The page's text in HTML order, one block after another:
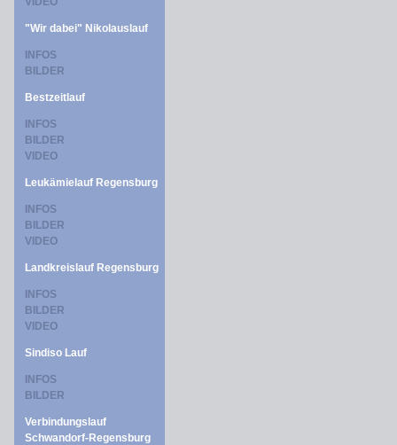
"Wir dabei" Nikolauslauf
INFOS
BILDER
Bestzeitlauf
INFOS
BILDER
VIDEO
Leukämielauf Regensburg
INFOS
BILDER
VIDEO
Landkreislauf Regensburg
INFOS
BILDER
VIDEO
Sindiso Lauf
INFOS
BILDER
Verbindungslauf
Schwandorf-Regensburg